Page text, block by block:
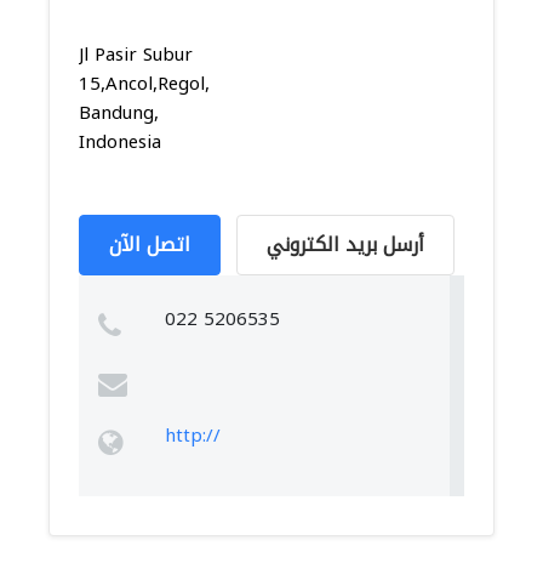
Jl Pasir Subur
15,Ancol,Regol,
Bandung,
Indonesia
اتصل الآن أرسل بريد الكتروني
022 5206535
http://